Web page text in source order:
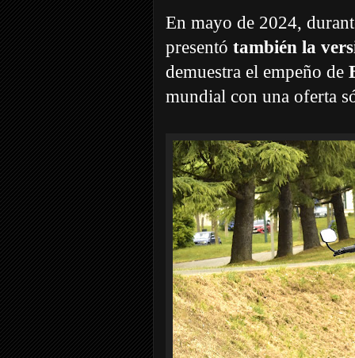
En mayo de 2024,
presentó también la
demuestra el empeño de
mundial con una oferta